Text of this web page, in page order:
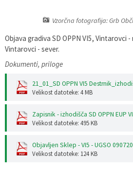
Vzorčna fotografija: Grb
Objava gradiva SD OPPN VI5, Vintarovci
Vintarovci - sever.
Dokumenti, priloge
21_01_SD OPPN VI5
Velikost datoteke: 4 MB
Zapisnik - izhodišča SD OPPN EUP
Velikost datoteke: 495 KB
Objavljen Sklep - VI5 - UGSO
Velikost datoteke: 124 KB
Organigram
Varstvo osebnih podatkov
Katalog informacij javnega značaja
Strategije, programi
Uradni vestniki
Proračun občine
Lokalne volitve